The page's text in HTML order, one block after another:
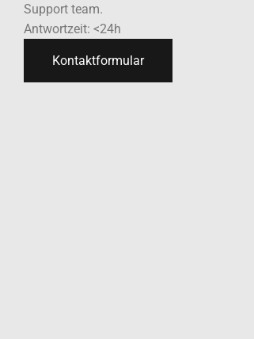
Support team.
Antwortzeit: <24h
Kontaktformular